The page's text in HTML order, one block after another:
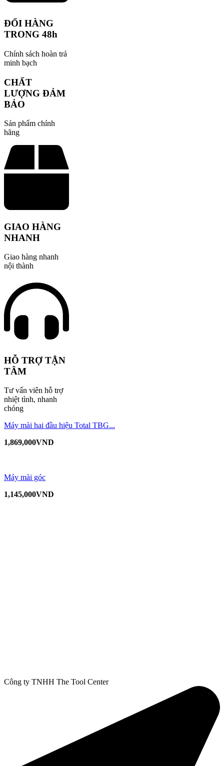
ĐỔI HÀNG
TRONG 48h
Chính sách hoàn trả
minh bạch
CHẤT
LƯỢNG ĐẢM
BẢO
Sản phẩm chính
hãng
GIAO HÀNG
NHANH
Giao hàng nhanh
nội thành
HỖ TRỢ TẬN
TÂM
Tư vấn viên hỗ trợ
nhiệt tình, nhanh
chóng
Máy mài hai đầu hiệu Total TBG...
1,869,000VND
Máy mài góc
1,145,000VND
Công ty TNHH The Tool Center